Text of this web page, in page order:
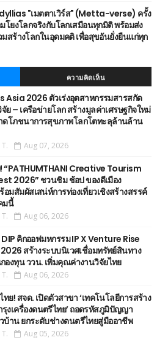
"เมตตาเวิร์ส" (Metta-verse) ครั้ง
โยงโลกจริงกับโลกเสมือนทุกมิติ พร้อมส่ง
สร้างโลกในอุดมคติ เพื่อสุขอันยั่งยืนแก่ทุก
ความคิดเห็น
2026 ตัวเร่งอุตสาหกรรมสารสกัด
ย – เครือข่ายโลก สร้างมูลค่าเศรษฐกิจใหม่
โภชนาการสุขภาพโลกโตทะลุล้านล้าน
Aug 07, 2026
“PATHUMTHANI Creative Tourism
2026” ชวนชิม ช้อป ของดีเมือง
มสัมผัสเสน่ห์การท่องเที่ยวเชิงสร้างสรรค์
มนี้
Aug 06, 2026
คิกออฟมหกรรม IP X Venture Rise
สร้างระบบนิเวศเชื่อมทรัพย์สินทาง
งทุน ววน. เพิ่มคุณค่างานวิจัยไทย
Aug 06, 2026
ทย! สจด. เปิดตัวสาขา ‘เทคโนโลยีการสร้าง
งเครื่องดนตรีไทย’ ​ถอดรหัสภูมิปัญญา
าน ยกระดับช่างดนตรีไทยสู่มืออาชีพ
Aug 05, 2026